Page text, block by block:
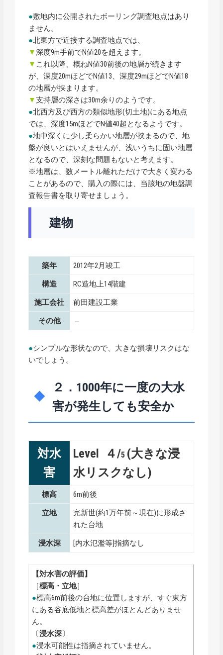
●敷地内に公開されたボーリング調査地点はあり
ません。
●北東方で近接する調査地点では、
▼深度9m手前でN値20を超えます。
▼ これ以降、概ねN値30前後の地層が続きます
が、深度20mほどでN値13、深度29mほどでN値18
の地層が挟まります。
▼支持層の深さは30m余りのようです。
●北西方及び西方の類似地形(切土地)にある地点
では、深度15mほどでN値40超となるようです。
●地中深くに少し柔らかい地層が挟まるので、地
盤が良いとはいえませんが、浅いうちに固い地層
となるので、深刻な問題もないと考えます。
※地層は、数メートル離れただけで大きく変わる
ことがあるので、購入の際には、当該地の地盤調
査報告書を取り寄せましょう。
建物
築年 2012年2月竣工
構造 RC造地上14階建
施工会社 前田建設工業
その他 －
●シンプルな形状なので、大きな損壊リスクはな
いでしょう。
２．1000年に一度の大水
害が発生しても安全か
対水
害
Level ４/5 (大きな浸
水リスクなし)
標高 6m前後
立地
完新世(約1万年前～現在)に形成さ
れた台地
浸水深 [内水氾濫等]指摘なし
【対水害の評価】
［標高・立地］
●標高6m前後の台地に位置しますが、すぐ東方
にある谷底低地と標高差がほとんどありませ
ん。
〔浸水深〕
●浸水可能性は指摘されていません。